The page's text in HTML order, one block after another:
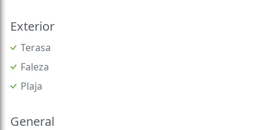
Exterior
Terasa
Faleza
Plaja
General